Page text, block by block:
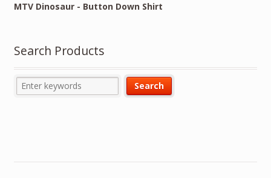
MTV Dinosaur - Button Down Shirt
Search Products